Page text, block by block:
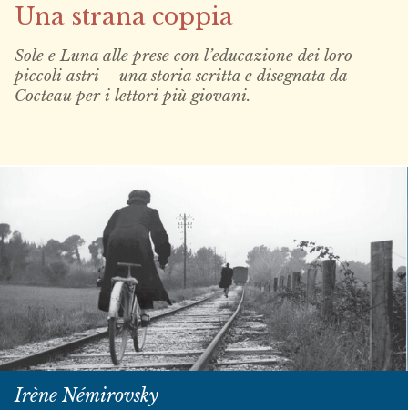
Una strana coppia
Sole e Luna alle prese con l’educazione dei loro
piccoli astri – una storia scritta e disegnata da
Cocteau per i lettori più giovani.
Irène Némirovsky